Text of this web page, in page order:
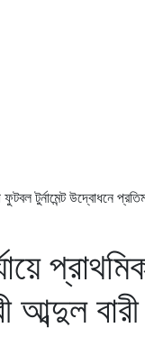
টুর্নামেন্ট উদ্বোধনে
আব্দুল বারী